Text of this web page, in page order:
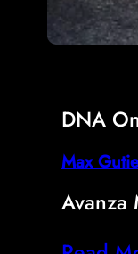
DNA
Max